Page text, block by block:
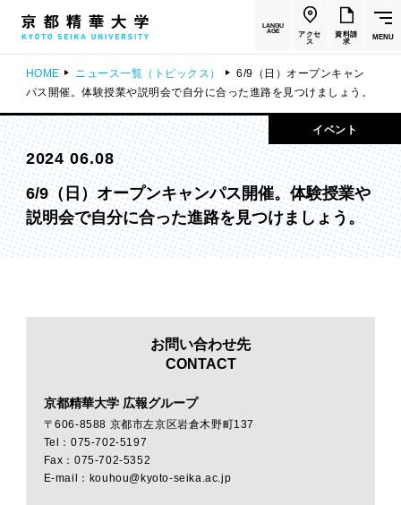
LANGU
AGE
アクセ
ス
資料請
求
MENU
HOME ニュース一覧（トピックス）
6/9（日）オープンキャン
パス開催。体験授業や説明会で自分に合った進路を見つけましょう。
イベント
2024 06.08
6/9（日）オープンキャンパス開催。体験授業や
説明会で自分に合った進路を見つけましょう。
お問い合わせ先
CONTACT
京都精華大学 広報グループ
〒606-8588 京都市左京区岩倉木野町137
Tel：075-702-5197
Fax：075-702-5352
E-mail：kouhou@kyoto-seika.ac.jp